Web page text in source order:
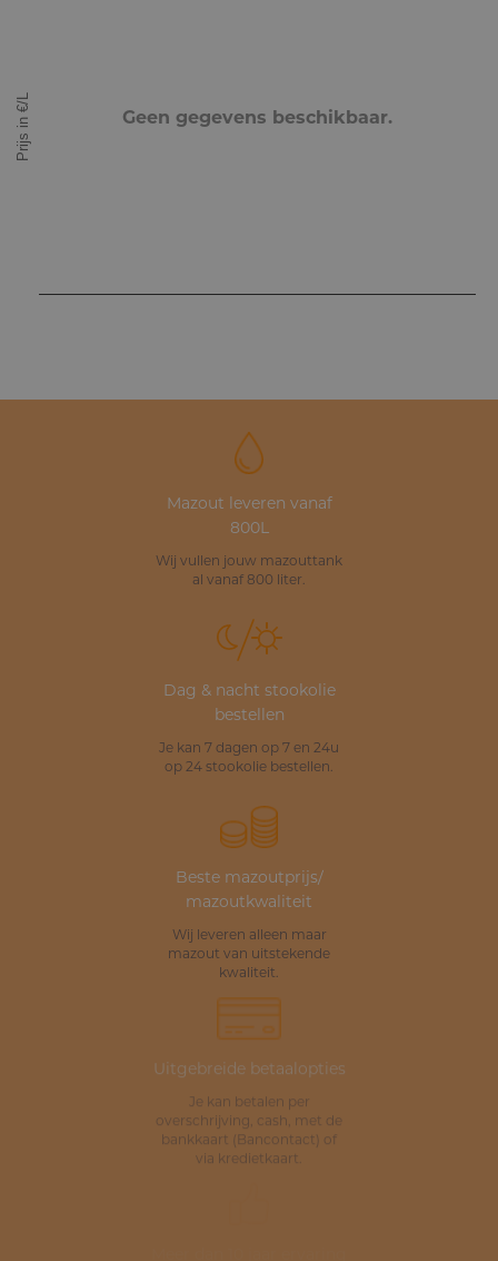
Prijs in €/L Geen gegevens beschikbaar.
Mazout leveren vanaf
800L
Wij vullen jouw mazouttank
al vanaf 800 liter.
Dag & nacht stookolie
bestellen
Je kan 7 dagen op 7 en 24u
op 24 stookolie bestellen.
Beste mazoutprijs/
mazoutkwaliteit
Wij leveren alleen maar
mazout van uitstekende
kwaliteit.
Uitgebreide betaalopties
Je kan betalen per
overschrijving, cash, met de
bankkaart (Bancontact) of